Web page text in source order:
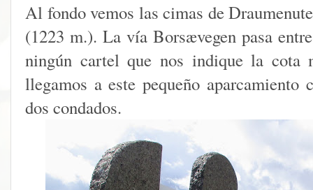
Al fondo vemos las cimas de
(1223 m.). La vía Borsævegen pasa
ningún cartel que nos indique la cota
llegamos a este pequeño
dos condados.